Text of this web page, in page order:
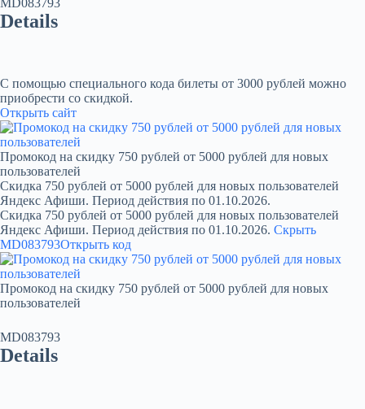
MD083793
Details
С помощью специального кода билеты от 3000 рублей можно
приобрести со скидкой.
Открыть сайт
Промокод на скидку 750 рублей от 5000 рублей для новых
пользователей
Скидка 750 рублей от 5000 рублей для новых пользователей
Яндекс Афиши. Период действия по 01.10.2026.
Скидка 750 рублей от 5000 рублей для новых пользователей
Яндекс Афиши. Период действия по 01.10.2026. Скрыть
MD083793Открыть код
Промокод на скидку 750 рублей от 5000 рублей для новых
пользователей
MD083793
Details